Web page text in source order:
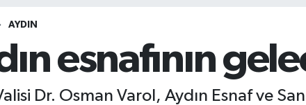
AYDIN
esnafının
Dr. Osman Varol, Aydın Esnaf ve